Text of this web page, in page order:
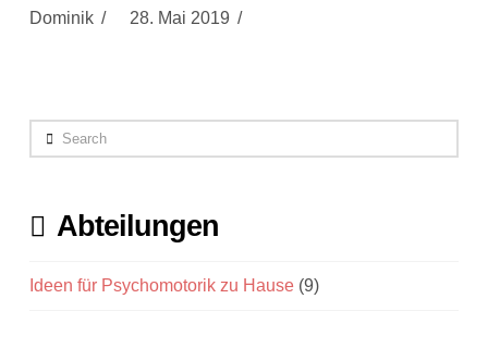
Dominik 28. Mai 2019
Search
Abteilungen
Ideen für Psychomotorik zu Hause(9)